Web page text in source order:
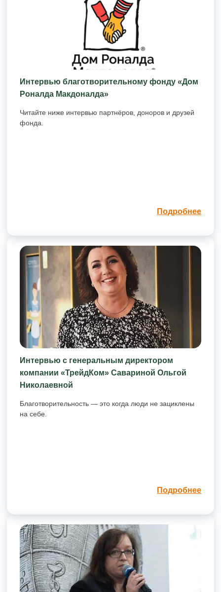
Интервью благотворительному фонду «Дом
Роналда Макдоналда»
Читайте ниже интервью партнёров, доноров и друзей
фонда.
Подробнее
Интервью с генеральным директором
компании «ТрейдКом» Савариной Ольгой
Николаевной
Благотворительность — это когда люди не зациклены
на себе.
Подробнее